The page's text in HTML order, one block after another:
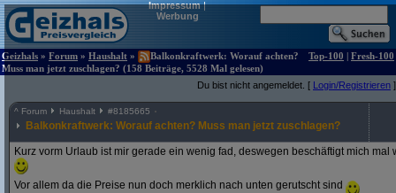
Impressum|
Werbung
Geizhals » Forum » Haushalt »
Balkonkraftwerk: Worauf achten?
Muss man jetzt zuschlagen? (158 Beiträge, 5528 Mal gelesen)
Top-100 | Fresh-100
Du bist nicht angemeldet. [ Login/Registrieren ]
^ Forum Haushalt #8185665
Balkonkraftwerk: Worauf achten? Muss man jetzt zuschlagen?
Kurz vorm Urlaub ist mir gerade ein wenig fad, deswegen beschäftigt mich
Vor allem da die Preise nun doch merklich nach unten gerutscht sind